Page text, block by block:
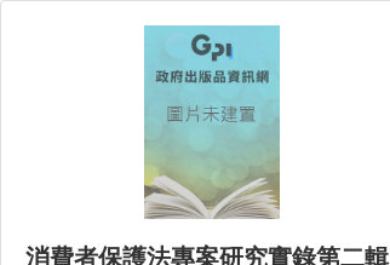
消費者保護法專案研究實錄第二輯